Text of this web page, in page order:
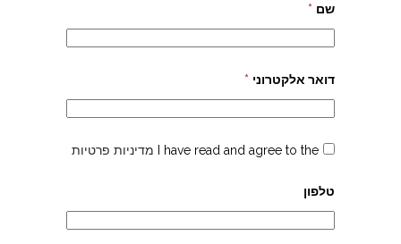
שם *
דואר אלקטרוני *
I have read and agree to the מדיניות פרטיות
טלפון